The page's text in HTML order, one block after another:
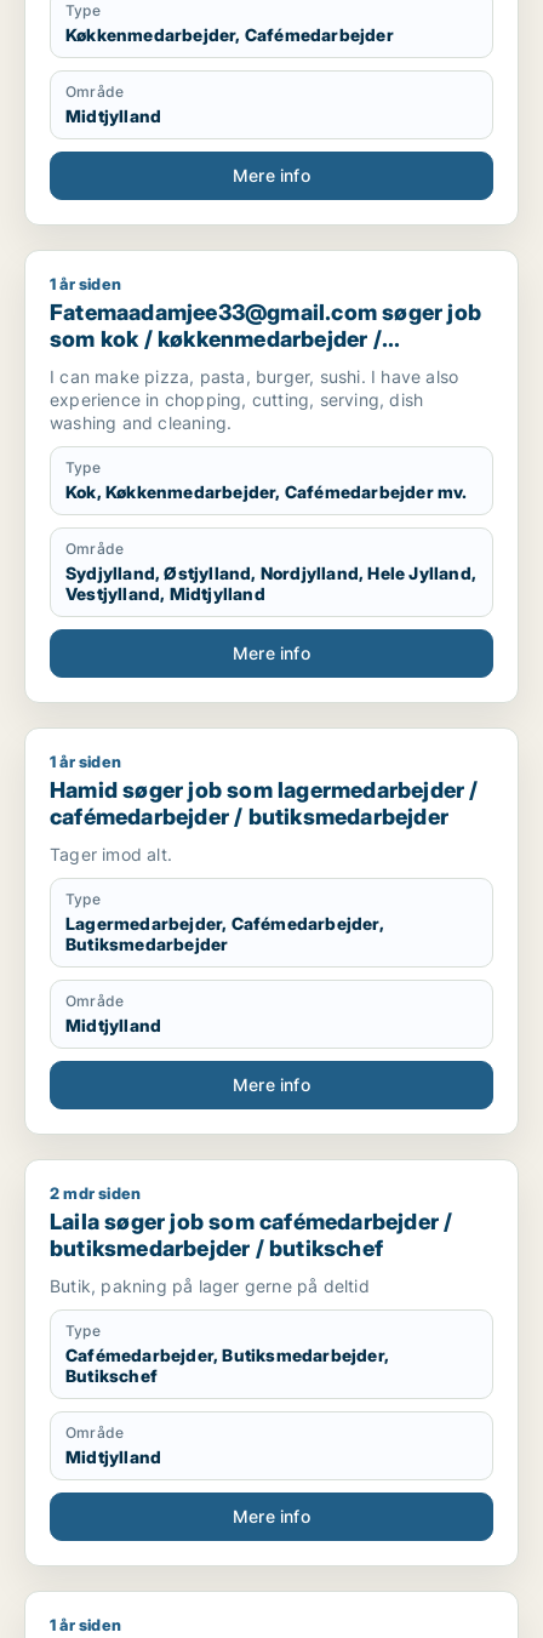
Type
Køkkenmedarbejder, Cafémedarbejder
Område
Midtjylland
Mere info
Fatemaadamjee33@gmail.com søger job som kok /
1 år siden
Fatemaadamjee33@gmail.com søger job
som kok / køkkenmedarbejder /
cafémedarbejder / hotelmedarbejder
I can make pizza, pasta, burger, sushi. I have also
experience in chopping, cutting, serving, dish
washing and cleaning.
Type
Kok, Køkkenmedarbejder, Cafémedarbejder mv.
Område
Sydjylland, Østjylland, Nordjylland, Hele Jylland,
Vestjylland, Midtjylland
Mere info
Hamid søger job som lagermedarbejder / cafémedarbejder
1 år siden
Hamid søger job som lagermedarbejder /
cafémedarbejder / butiksmedarbejder
Tager imod alt.
Type
Lagermedarbejder, Cafémedarbejder,
Butiksmedarbejder
Område
Midtjylland
Mere info
Laila søger job som cafémedarbejder / butiksmedarbejder /
2 mdr siden
Laila søger job som cafémedarbejder /
butiksmedarbejder / butikschef
Butik, pakning på lager gerne på deltid
Type
Cafémedarbejder, Butiksmedarbejder,
Butikschef
Område
Midtjylland
Mere info
Naomi søger job som børnepasser / cafémedarbejder /
1 år siden